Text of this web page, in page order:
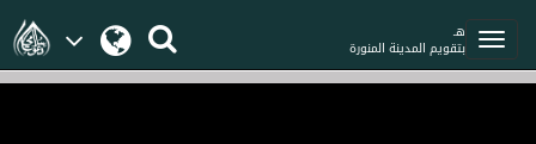
هـ
بتقويم المدينة المنورة